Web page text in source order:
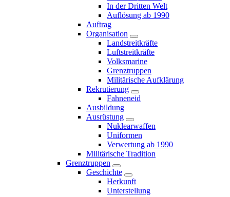
In der Dritten Welt
Auflösung ab 1990
Auftrag
Organisation
Landstreitkräfte
Luftstreitkräfte
Volksmarine
Grenztruppen
Militärische Aufklärung
Rekrutierung
Fahneneid
Ausbildung
Ausrüstung
Nuklearwaffen
Uniformen
Verwertung ab 1990
Militärische Tradition
Grenztruppen
Geschichte
Herkunft
Unterstellung